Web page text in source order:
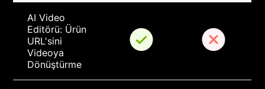
AI Video
Editörü: Ürün
URL'sini
Videoya
Dönüştürme